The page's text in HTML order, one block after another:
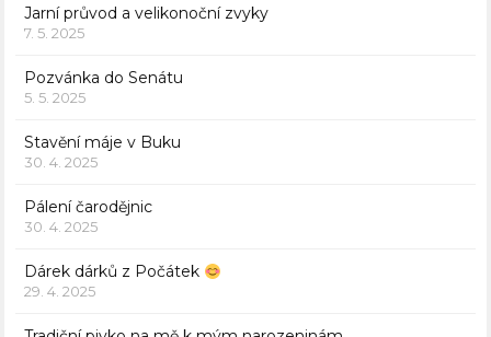
Jarní průvod a velikonoční zvyky
7. 5. 2025
Pozvánka do Senátu
5. 5. 2025
Stavění máje v Buku
30. 4. 2025
Pálení čarodějnic
30. 4. 2025
Dárek dárků z Počátek
29. 4. 2025